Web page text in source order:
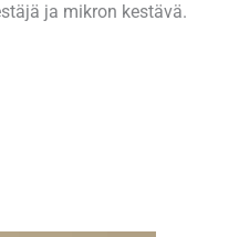
ja mikron kestävä.